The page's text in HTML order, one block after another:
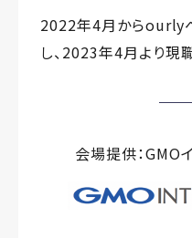
2022年4月からourly
し、2023年4月より現
会場提供：GMO